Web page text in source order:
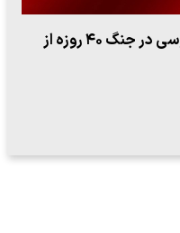
ببینید| لحظه بمباران خیابان فردوسی در جنگ ۴۰ روزه از